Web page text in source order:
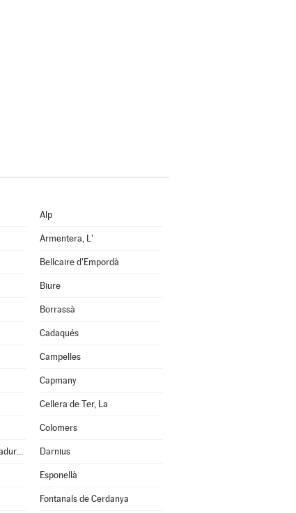
Alp
Armentera, L'
Bellcaire d'Empordà
Biure
Borrassà
Cadaqués
Campelles
Capmany
Cellera de Ter, La
Colomers
Cruïlles, Monells i Sant Sadurní de l'Heura Darnius
Esponellà
Fontanals de Cerdanya